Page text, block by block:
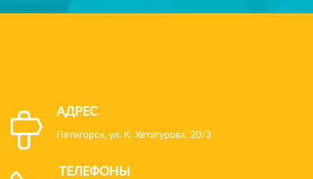
АДРЕС
Пятигорск, ул. К. Хетагурова, 20/3
ТЕЛЕФОНЫ